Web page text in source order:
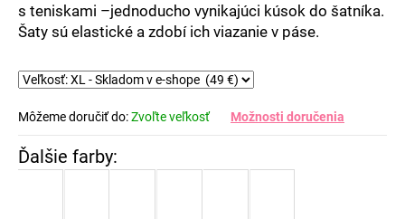
s teniskami –jednoducho vynikajúci kúsok do šatníka.
Šaty sú elastické a zdobí ich viazanie v páse.
Môžeme doručiť do:Zvoľte veľkosť Možnosti doručenia